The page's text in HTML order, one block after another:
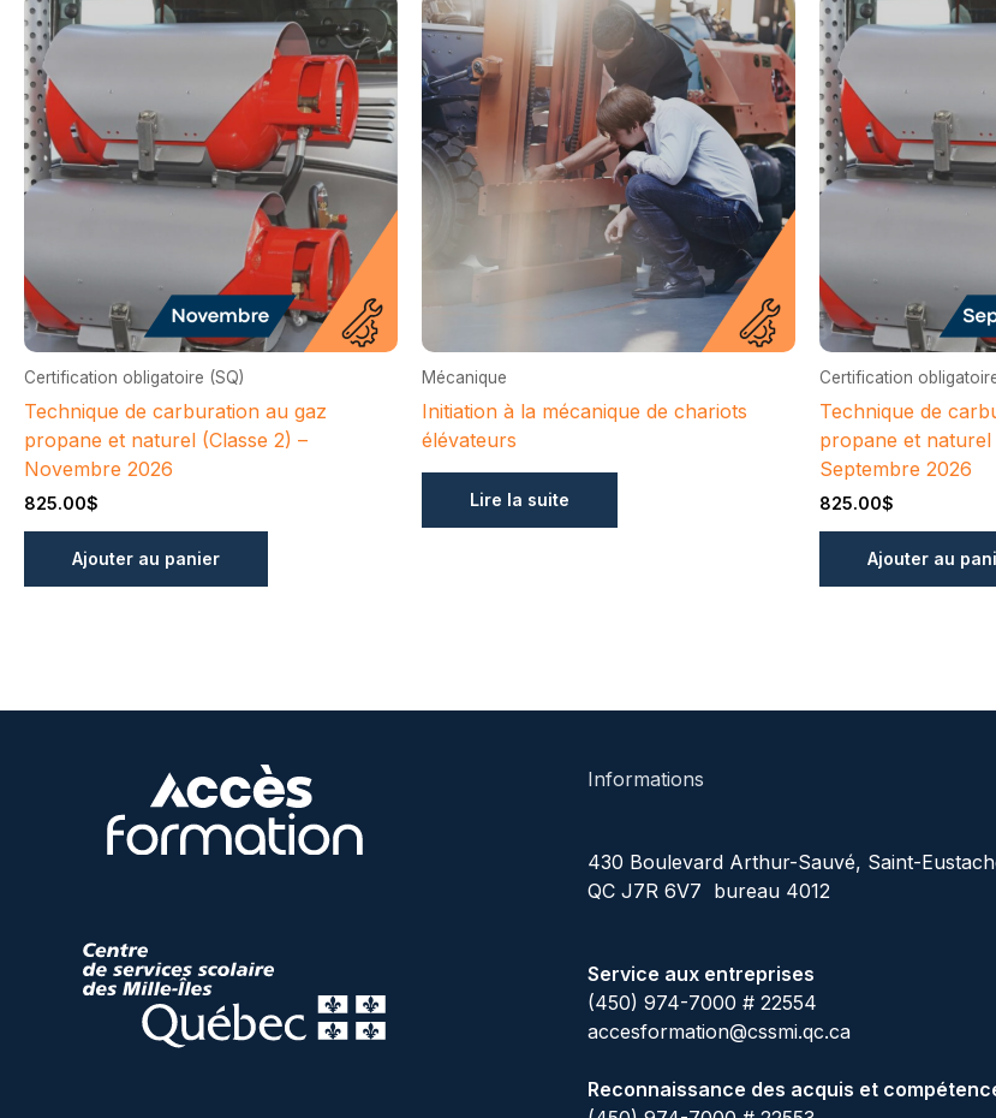
Certification obligatoire (SQ)
Technique de carburation au gaz
propane et naturel (Classe 2) –
Novembre 2026
825.00$
Ajouter au panier
Mécanique
Initiation à la mécanique de chariots
élévateurs
Lire la suite
Certification
Technique de
propane et naturel
Septembre 2026
825.00$
Ajouter au
Informations
430 Boulevard Arthur-Sauvé, Saint-
QC J7R 6V7 bureau 4012
Service aux entreprises
(450) 974-7000 # 22554
accesformation@cssmi.qc.ca
Reconnaissance des acquis et